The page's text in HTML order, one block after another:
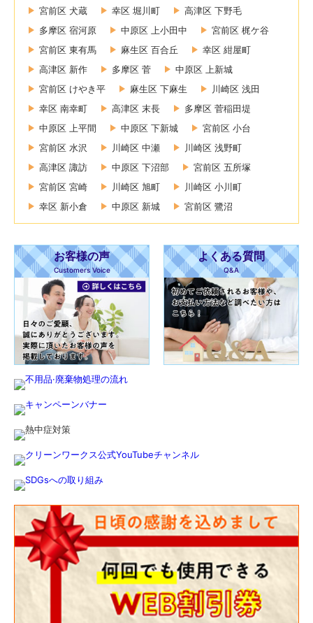
宮前区 犬蔵 幸区 堀川町
高津区 下野毛
多摩区 宿河原
中原区 上小田中
宮前区 梶ケ谷
宮前区 東有馬
麻生区 百合丘
幸区 紺屋町
高津区 新作
多摩区 菅
中原区 上新城
宮前区 けやき平
麻生区 下麻生
川崎区 浅田
幸区 南幸町
高津区 末長
多摩区 菅稲田堤
中原区 上平間
中原区 下新城
宮前区 小台
宮前区 水沢
川崎区 中瀬
川崎区 浅野町
高津区 諏訪
中原区 下沼部
宮前区 五所塚
宮前区 宮崎
川崎区 旭町
川崎区 小川町
幸区 新小倉
中原区 新城 宮前区 鷺沼
お客様の声
Customers Voice
よくある質問
Q&A